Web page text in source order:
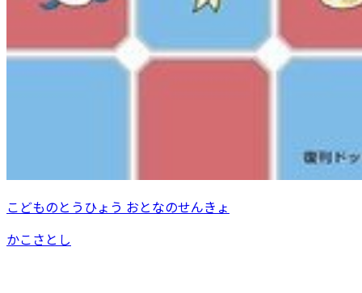
こどものとうひょう おとなのせんきょ
かこさとし